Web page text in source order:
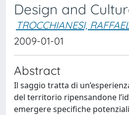
Design and
TROCCHIANESI,
2009-01-01
Abstract
Il saggio tratta di
del territorio ripensandone
emergere specifiche